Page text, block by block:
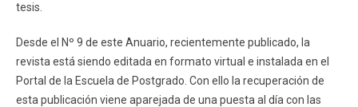
tesis.
Desde el Nº 9 de este Anuario, recientemente publicado, la
revista está siendo editada en formato virtual e instalada en el
Portal de la Escuela de Postgrado. Con ello la recuperación de
esta publicación viene aparejada de una puesta al día con las